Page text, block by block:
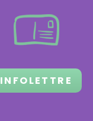
INFOLETTRE